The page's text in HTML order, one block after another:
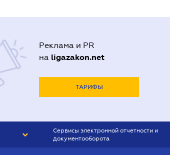
Реклама и PR
на ligazakon.net
ТАРИФЫ
Сервисы электронной отчетности и
документооборота